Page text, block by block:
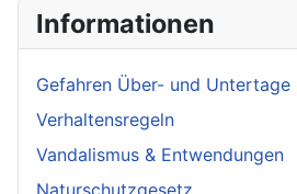
Informationen
Gefahren Über- und Untertage
Verhaltensregeln
Vandalismus & Entwendungen